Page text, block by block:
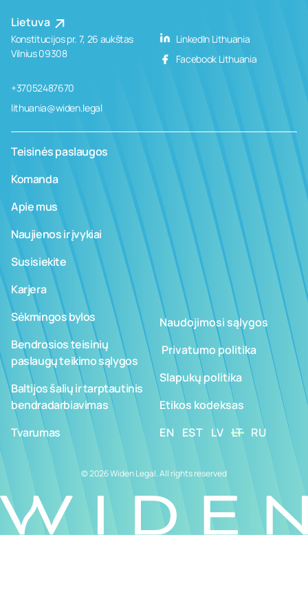
Lietuva
Konstitucijos pr. 7, 26 aukštas
Vilnius 09308
+37052487670
lithuania@widen.legal
LinkedIn Lithuania
Facebook Lithuania
Teisinės paslaugos
Komanda
Apie mus
Naujienos ir įvykiai
Susisiekite
Karjera
Sėkmingos bylos
Bendrosios teisinių
paslaugų teikimo sąlygos
Baltijos šalių ir tarptautinis
bendradarbiavimas
Tvarumas
Naudojimosi sąlygos
­ ­­Privatumo politika
Slapukų politika
Etikos kodeksas
EN EST LV LT RU
© 2026 Widen Legal. All rights reserved